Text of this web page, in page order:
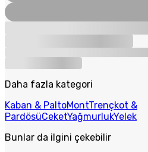
Daha fazla kategori
Kaban & PaltoMontTrençkot &
PardösüCeketYağmurlukYelek
Bunlar da ilgini çekebilir